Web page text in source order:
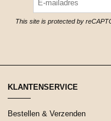
This site is protected by
KLANTENSERVICE
Bestellen & Verzenden